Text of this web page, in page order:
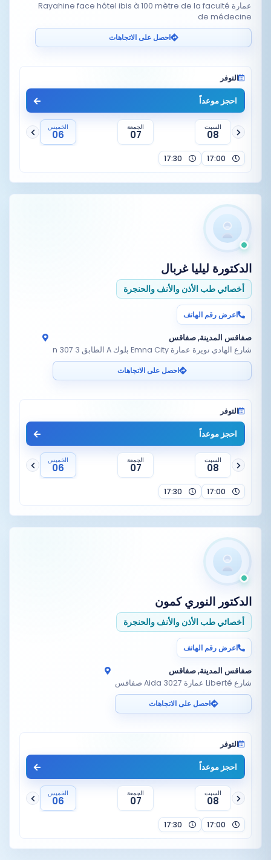
عمارة Rayahine face hôtel ibis à 100 mètre de la faculté
de médecine
احصل على الاتجاهات
التوفر
احجز موعداً
السبت
08
الجمعة
07
الخميس
06
الدكتورة ليليا غربال
أخصائي طب الأذن والأنف والحنجرة
اعرض رقم الهاتف
صفاقس المدينة, صفاقس
شارع الهادي نويرة عمارة Emna City بلوك A الطابق 3 n 307
احصل على الاتجاهات
التوفر
احجز موعداً
السبت
08
الجمعة
07
الخميس
06
الدكتور النوري كمون
أخصائي طب الأذن والأنف والحنجرة
اعرض رقم الهاتف
صفاقس المدينة, صفاقس
شارع Liberté عمارة Aida 3027 صفاقس
احصل على الاتجاهات
التوفر
احجز موعداً
السبت
08
الجمعة
07
الخميس
06